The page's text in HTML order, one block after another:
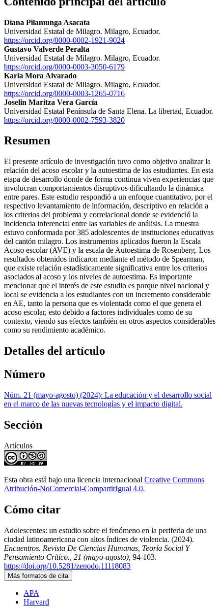
Diana Pilamunga Asacata
Universidad Estatal de Milagro. Milagro, Ecuador.
https://orcid.org/0000-0002-1921-9024
Gustavo Valverde Peralta
Universidad Estatal de Milagro. Milagro, Ecuador.
https://orcid.org/0000-0003-3050-6179
Karla Mora Alvarado
Universidad Estatal de Milagro. Milagro, Ecuador.
https://orcid.org/0000-0003-1265-0716
Joselin Maritza Vera García
Universidad Estatal Península de Santa Elena. La libertad, Ecuador.
https://orcid.org/0000-0002-7593-3820
Resumen
El presente artículo de investigación tuvo como objetivo analizar la
relación del acoso escolar y la autoestima de los estudiantes. En esta
etapa de desarrollo donde de forma continua viven experiencias que
involucran comportamientos disruptivos dificultando la dinámica
entre pares. Este estudio respondió a un enfoque cuantitativo, por el
respectivo levantamiento de información, descriptivo en relación a
los criterios del problema y correlacional donde se evidenció la
incidencia inferencial entre las variables de análisis. La muestra
estuvo conformada por 385 adolescentes de instituciones educativas
del cantón milagro. Los instrumentos aplicados fueron la Escala
Acoso escolar (AVE) y la escala de Autoestima de Rosenberg. Los
resultados obtenidos indicaron mediante el método de Spearman,
que existe relación estadísticamente significativa entre los criterios
asociados al acoso y los niveles de autoestima. Es importante
mencionar que el interés de este estudio es porque nivel nacional y
local se evidencia a los estudiantes con un incremento considerable
en AE, tanto la persona que es violentada como el que genera el
acoso escolar, esto debido a factores individuales como de su
contexto, viendo sus efectos también en otros aspectos considerables
como su rendimiento académico.
Detalles del artículo
Número
Núm. 21 (mayo-agosto) (2024): La educación y el desarrollo social
en el marco de las nuevas tecnologías y el impacto digital.
Sección
Artículos
Esta obra está bajo una licencia internacional Creative Commons
Atribución-NoComercial-CompartirIgual 4.0.
Cómo citar
Adolescentes: un estudio sobre el fenómeno en la periferia de una
ciudad latinoamericana con altos índices de violencia. (2024).
Encuentros. Revista De Ciencias Humanas, Teoría Social Y
Pensamiento Crítico., 21 (mayo-agosto), 94-103.
https://doi.org/10.5281/zenodo.11118083
Más formatos de cita
APA
Harvard